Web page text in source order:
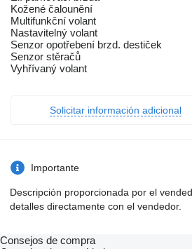
Kožené čalounění
Multifunkční volant
Nastavitelný volant
Senzor opotřebení brzd. destiček
Senzor stěračů
Vyhřívaný volant
Solicitar información adicional
Importante
Descripción proporcionada por el
detalles directamente con el vendedor.
Consejos de compra